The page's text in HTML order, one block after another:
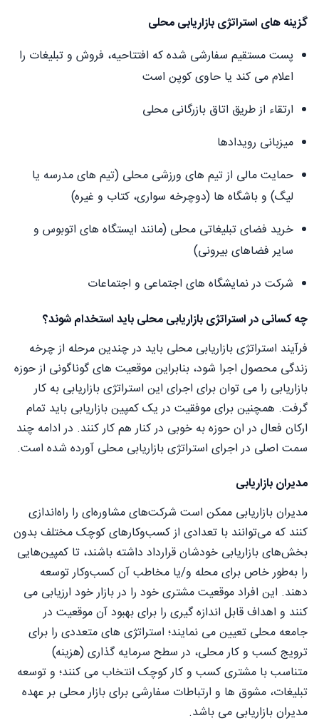
گزینه های استراتژی بازاریابی محلی
پست مستقیم سفارشی شده که افتتاحیه، فروش و تبلیغات را
اعلام می کند یا حاوی کوپن است
ارتقاء از طریق اتاق بازرگانی محلی
میزبانی رویدادها
حمایت مالی از تیم های ورزشی محلی (تیم های مدرسه یا
لیگ) و باشگاه ها (دوچرخه سواری، کتاب و غیره)
خرید فضای تبلیغاتی محلی (مانند ایستگاه های اتوبوس و
سایر فضاهای بیرونی)
شرکت در نمایشگاه های اجتماعی و اجتماعات
چه کسانی در استراتژی بازاریابی محلی باید استخدام شوند؟
فرآیند استراتژی بازاریابی محلی باید در چندین مرحله از چرخه
زندگی محصول اجرا شود، بنابراین موقعیت های گوناگونی از حوزه
بازاریابی را می توان برای اجرای این استراتژی بازاریابی به کار
گرفت. همچنین برای موفقیت در یک کمپین بازاریابی باید تمام
ارکان فعال در ان حوزه به خوبی در کنار هم کار کنند. در ادامه چند
سمت اصلی در اجرای استراتژی بازاریابی محلی آورده شده است.
مدیران بازاریابی
مدیران بازاریابی ممکن است شرکت‌های مشاوره‌ای را راه‌اندازی
کنند که می‌توانند با تعدادی از کسب‌وکارهای کوچک مختلف بدون
بخش‌های بازاریابی خودشان قرارداد داشته باشند، تا کمپین‌هایی
را به‌طور خاص برای محله و/یا مخاطب آن کسب‌وکار توسعه
دهند. این افراد موقعیت مشتری خود را در بازار خود ارزیابی می
کنند و اهداف قابل اندازه گیری را برای بهبود آن موقعیت در
جامعه محلی تعیین می نمایند؛ استراتژی های متعددی را برای
ترویج کسب و کار محلی، در سطح سرمایه گذاری (هزینه)
متناسب با مشتری کسب و کار کوچک انتخاب می کنند؛ و توسعه
تبلیغات، مشوق ها و ارتباطات سفارشی برای بازار محلی بر عهده
مدیران بازاریابی می باشد.